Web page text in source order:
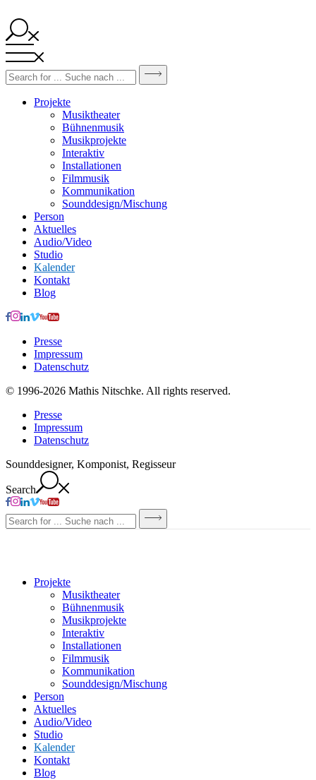
Projekte
Musiktheater
Bühnenmusik
Musikprojekte
Interaktiv
Installationen
Filmmusik
Kommunikation
Sounddesign/Mischung
Person
Aktuelles
Audio/Video
Studio
Kalender
Kontakt
Blog
Presse
Impressum
Datenschutz
© 1996-2026 Mathis Nitschke. All rights reserved.
Presse
Impressum
Datenschutz
Sounddesigner, Komponist, Regisseur
Search
Projekte
Musiktheater
Bühnenmusik
Musikprojekte
Interaktiv
Installationen
Filmmusik
Kommunikation
Sounddesign/Mischung
Person
Aktuelles
Audio/Video
Studio
Kalender
Kontakt
Blog